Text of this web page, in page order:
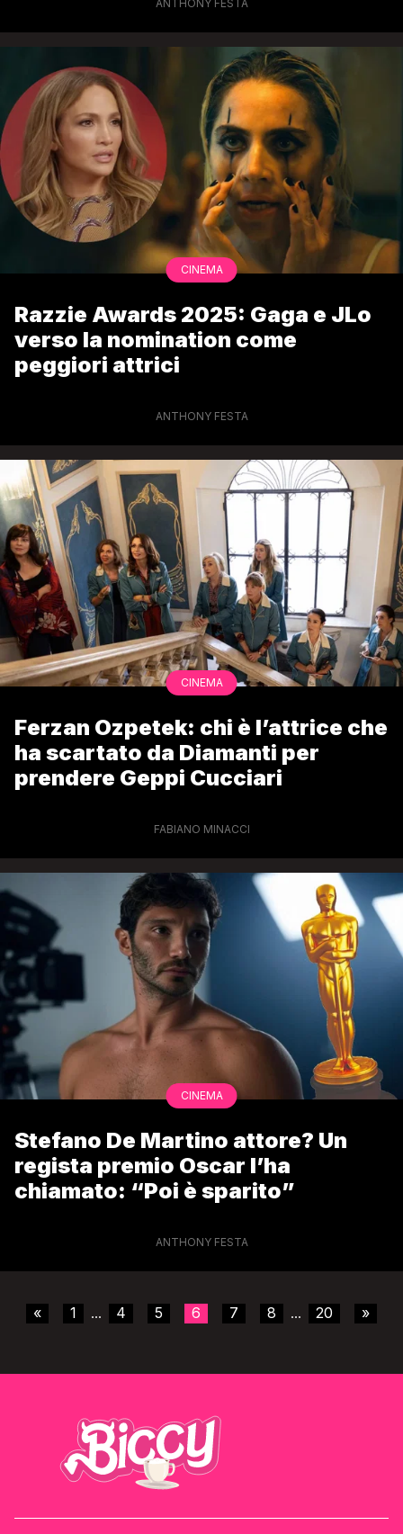
ANTHONY FESTA
CINEMA
Razzie Awards 2025: Gaga e JLo
verso la nomination come
peggiori attrici
ANTHONY FESTA
CINEMA
Ferzan Ozpetek: chi è l’attrice che
ha scartato da Diamanti per
prendere Geppi Cucciari
FABIANO MINACCI
CINEMA
Stefano De Martino attore? Un
regista premio Oscar l’ha
chiamato: “Poi è sparito”
ANTHONY FESTA
« 1 ... 4 5 6 7 8 ... 20 »